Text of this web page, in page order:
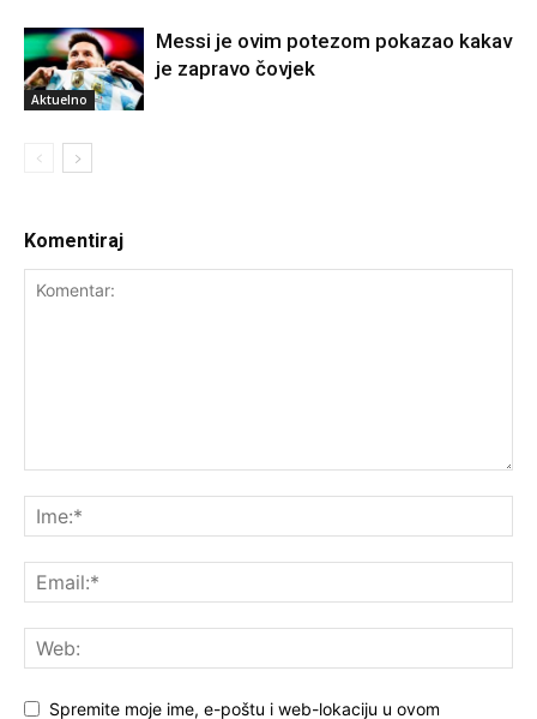
Aktuelno
Messi je ovim potezom pokazao kakav
je zapravo čovjek
Komentiraj
Spremite moje ime, e-poštu i web-lokaciju u ovom